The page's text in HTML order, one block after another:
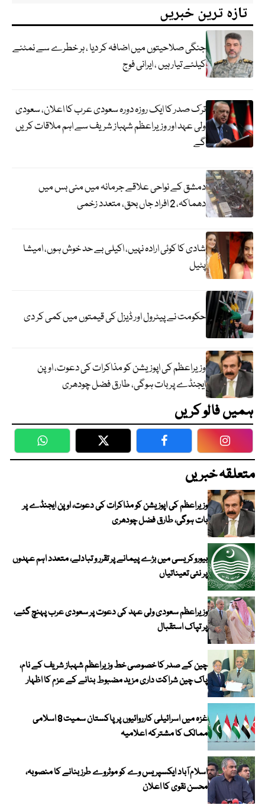
تازہ ترین خبریں
جنگی صلاحیتوں میں اضافہ کر دیا ، ہر خطرے سے نمٹنے
کیلئے تیار ہیں ، ایرانی فوج
ترک صدر کا ایک روزہ دورہ سعودی عرب کا اعلان، سعودی
ولی عہد اور وزیراعظم شہباز شریف سے اہم ملاقات کریں
گے
دمشق کے نواحی علاقے جرمانہ میں منی بس میں
دھماکہ، 2 افراد جاں بحق، متعدد زخمی
شادی کا کوئی ارادہ نہیں، اکیلی بے حد خوش ہوں، امیشا
پٹیل
حکومت نے پیٹرول اور ڈیزل کی قیمتوں میں کمی کر دی
وزیراعظم کی اپوزیشن کو مذاکرات کی دعوت، اوپن
ایجنڈے پر بات ہوگی، طارق فضل چودھری
ہمیں فالو کریں
WhatsApp Twitter Facebook
متعلقہ خبریں
وزیراعظم کی اپوزیشن کو مذاکرات کی دعوت، اوپن ایجنڈے پر
بات ہوگی، طارق فضل چودھری
بیوروکریسی میں بڑے پیمانے پر تقرر و تبادلے، متعدد اہم عہدوں
پر نئی تعیناتیاں
وزیراعظم سعودی ولی عہد کی دعوت پر سعودی عرب پہنچ گئے،
پر تپاک استقبال
چین کے صدر کا خصوصی خط وزیراعظم شہباز شریف کے نام،
پاک چین شراکت داری مزید مضبوط بنانے کے عزم کا اظہار
غزہ میں اسرائیلی کارروائیوں پر پاکستان سمیت 8 اسلامی
ممالک کا مشترکہ اعلامیہ
اسلام آباد ایکسپریس وے کو موٹروے طرز بنانے کا منصوبہ،
محسن نقوی کا اعلان